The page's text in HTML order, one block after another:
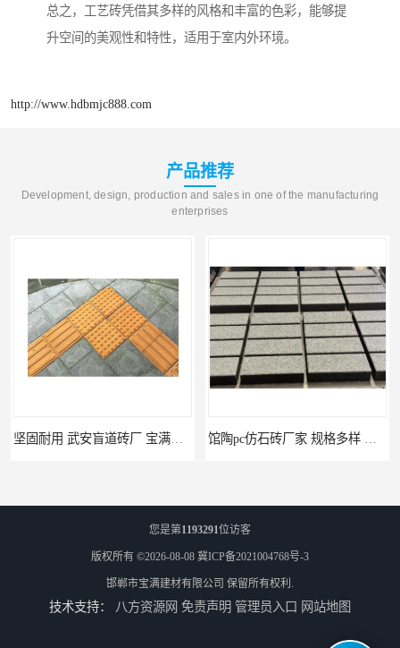
总之，工艺砖凭借其多样的风格和丰富的色彩，能够提
升空间的美观性和特性，适用于室内外环境。
http://www.hdbmjc888.com
产品推荐
Development, design, production and sales in one of the manufacturing
enterprises
您是第1193291位访客
版权所有 ©2026-08-08 冀ICP备2021004768号-3
邯郸市宝满建材有限公司 保留所有权利.
技术支持： 八方资源网 免责声明 管理员入口 网站地图